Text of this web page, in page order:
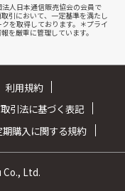
人日本通信販売協会の会員で
引において、一定基準を満たし
を取得しております。＊プライ
を厳重に管理しています。
利用規約
引法に基づく表記
期購入に関する規約
Co., Ltd.